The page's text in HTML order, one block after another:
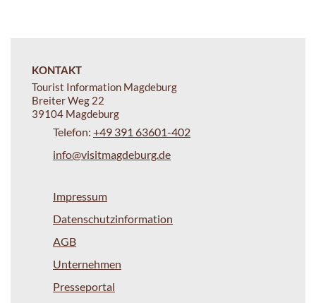
KONTAKT
Tourist Information Magdeburg
Breiter Weg 22
39104 Magdeburg
Telefon: +49 391 63601-402
info@visitmagdeburg.de
Impressum
Datenschutzinformation
AGB
Unternehmen
Presseportal